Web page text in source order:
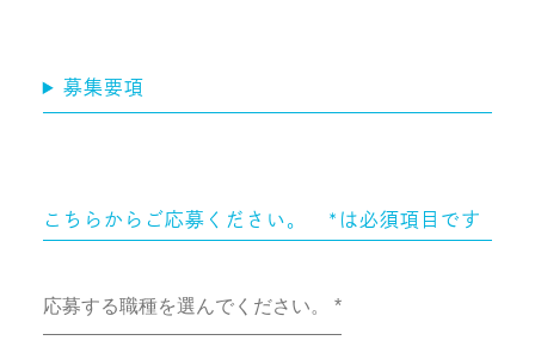
募集要項
こちらからご応募ください。 *は必須項目です